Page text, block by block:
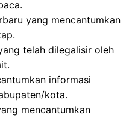
yang mencantumkan
telah dilegalisir oleh
informasi
kota.
mencantumkan